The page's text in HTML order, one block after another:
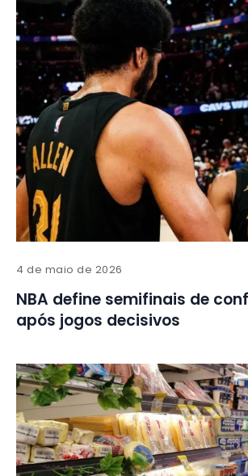
4 de maio de 2026
NBA define semifinais de
após jogos decisivos